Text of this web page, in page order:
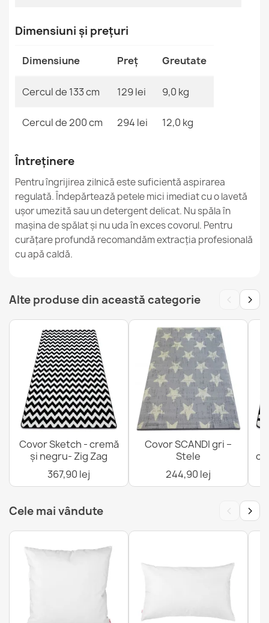
ALLURE Covor Gri Bleumarin
Covor ALLURE 5715 Abstract
221,90 lej
527,90 lej
Covor ALLURE 9980 Geometric
221,90 lej
Dimensiuni și prețuri
Dimensiune Preț Greutate
Cercul de 133 cm 129 lei 9,0 kg
Cercul de 200 cm 294 lei 12,0 kg
Întreținere
Pentru îngrijirea zilnică este suficientă aspirarea
regulată. Îndepărtează petele mici imediat cu o lavetă
ușor umezită sau un detergent delicat. Nu spăla în
mașina de spălat și nu uda în exces covorul. Pentru
curățare profundă recomandăm extracția profesională
cu apă caldă.
Alte produse din această categorie ‹ ›
Covor Sketch - cremă
și negru- Zig Zag
367,90 lej
Covor SCANDI gri –
Stele
244,90 lej
Cele mai vândute ‹ ›